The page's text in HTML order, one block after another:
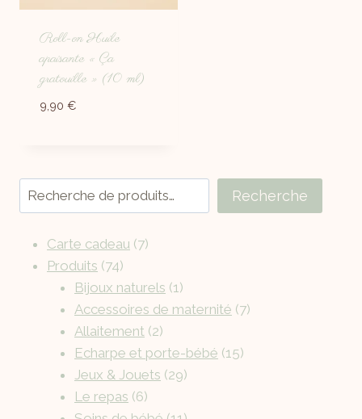
Roll-on Huile
apaisante « Ça
gratouille » (10 ml)
9,90 €
Recherche
Carte cadeau 7
Produits 74
Bijoux naturels 1
Accessoires de maternité 7
Allaitement 2
Echarpe et porte-bébé 15
Jeux & Jouets 29
Le repas 6